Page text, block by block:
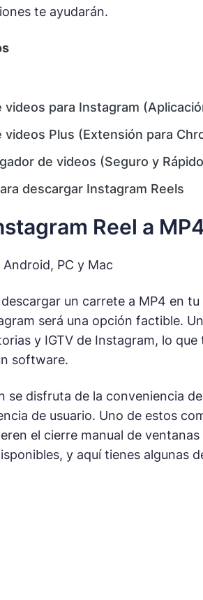
te ayudarán.
videos para Instagram
videos Plus (Extensión para
de videos (Seguro y
descargar Instagram Reels
Reel a
Android, PC y Mac
descargar un carrete a MP4 en
será una opción factible.
y IGTV de Instagram, lo que
software.
se disfruta de la conveniencia
de usuario. Uno de estos
el cierre manual de
y aquí tienes algunas